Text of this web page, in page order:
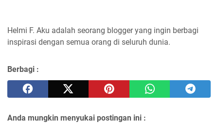
Helmi F. Aku adalah seorang blogger yang ingin berbagi
inspirasi dengan semua orang di seluruh dunia.
Berbagi :
Anda mungkin menyukai postingan ini :